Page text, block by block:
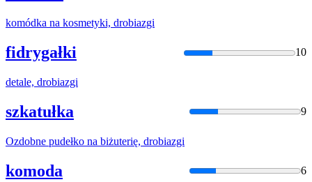
komódka na kosmetyki, drobiazgi
fidrygałki 10
detale, drobiazgi
szkatułka 9
Ozdobne pudełko na biżuterię, drobiazgi
komoda 6